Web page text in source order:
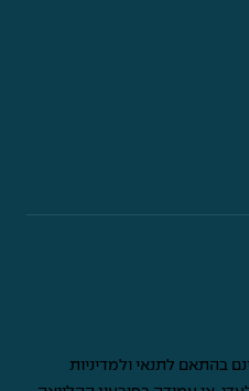
בהתאם לתנאי ולמדיניות